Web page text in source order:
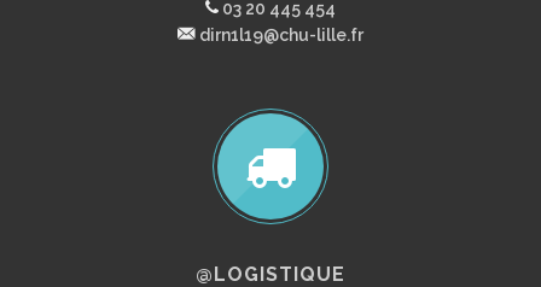
03 20 445 454
dirn1l19@chu-lille.fr
@LOGISTIQUE